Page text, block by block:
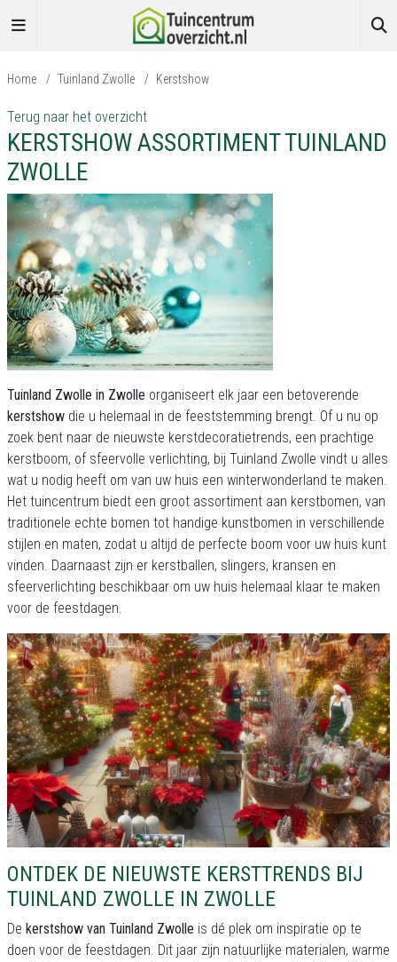
Home / Tuinland Zwolle / Kerstshow
Terug naar het overzicht
KERSTSHOW ASSORTIMENT TUINLAND
ZWOLLE
Tuinland Zwolle in Zwolle organiseert elk jaar een betoverende
kerstshow die u helemaal in de feeststemming brengt. Of u nu op
zoek bent naar de nieuwste kerstdecoratietrends, een prachtige
kerstboom, of sfeervolle verlichting, bij Tuinland Zwolle vindt u alles
wat u nodig heeft om van uw huis een winterwonderland te maken.
Het tuincentrum biedt een groot assortiment aan kerstbomen, van
traditionele echte bomen tot handige kunstbomen in verschillende
stijlen en maten, zodat u altijd de perfecte boom voor uw huis kunt
vinden. Daarnaast zijn er kerstballen, slingers, kransen en
sfeerverlichting beschikbaar om uw huis helemaal klaar te maken
voor de feestdagen.
ONTDEK DE NIEUWSTE KERSTTRENDS BIJ
TUINLAND ZWOLLE IN ZWOLLE
De kerstshow van Tuinland Zwolle is dé plek om inspiratie op te
doen voor de feestdagen. Dit jaar zijn natuurlijke materialen, warme